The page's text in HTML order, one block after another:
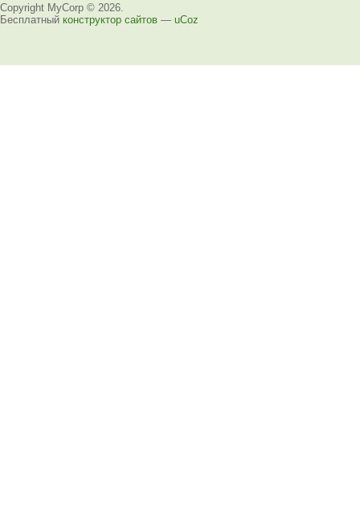
Copyright MyCorp © 2026
Бесплатный конструктор сайтов — uCoz